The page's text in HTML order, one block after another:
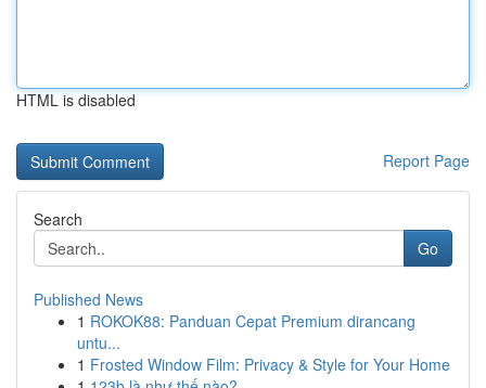
HTML is disabled
Report Page
Search
Go
Published News
1 ROKOK88: Panduan Cepat Premium dirancang
untu...
1 Frosted Window Film: Privacy & Style for Your Home